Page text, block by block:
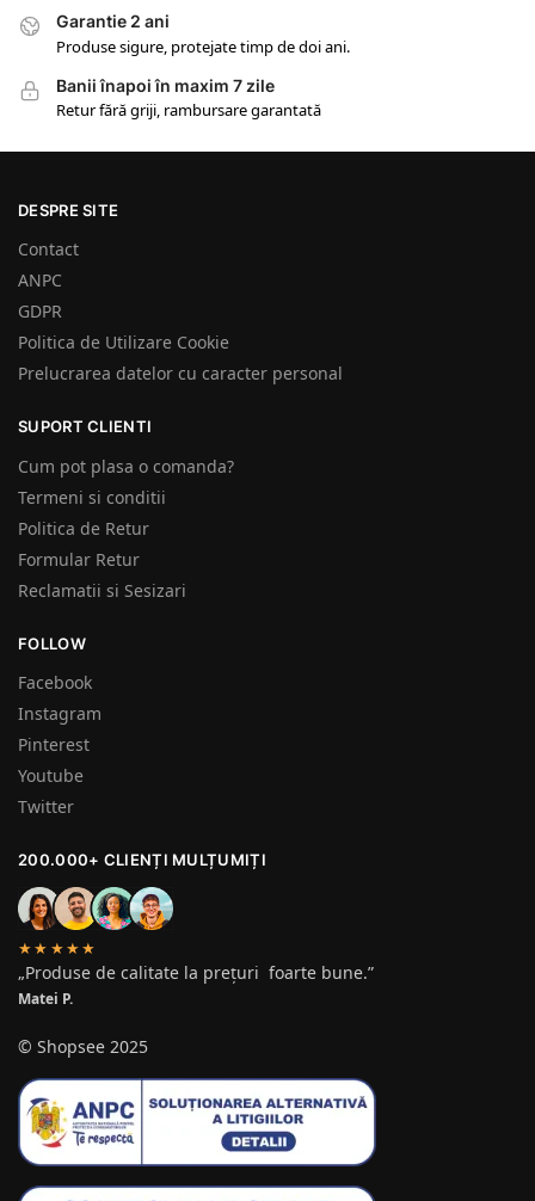
Garantie 2 ani
Produse sigure, protejate timp de doi ani.
Banii înapoi în maxim 7 zile
Retur fără griji, rambursare garantată
DESPRE SITE
Contact
ANPC
GDPR
Politica de Utilizare Cookie
Prelucrarea datelor cu caracter personal
SUPORT CLIENTI
Cum pot plasa o comanda?
Termeni si conditii
Politica de Retur
Formular Retur
Reclamatii si Sesizari
FOLLOW
Facebook
Instagram
Pinterest
Youtube
Twitter
200.000+ CLIENȚI MULȚUMIȚI
★★★★★
„Produse de calitate la prețuri foarte bune.”
Matei P.
© Shopsee 2025